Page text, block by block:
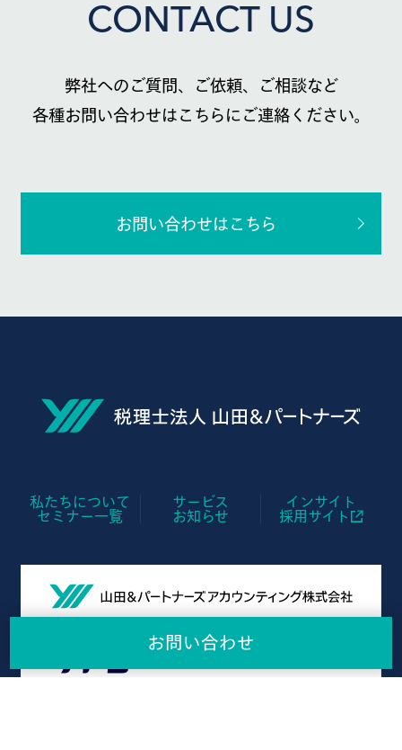
CONTACT US
弊社へのご質問、ご依頼、ご相談など
各種お問い合わせはこちらにご連絡ください。
お問い合わせはこちら
私たちについて サービス
インサイト
セミナー一覧
お知らせ 採用サイト
お問い合わせ